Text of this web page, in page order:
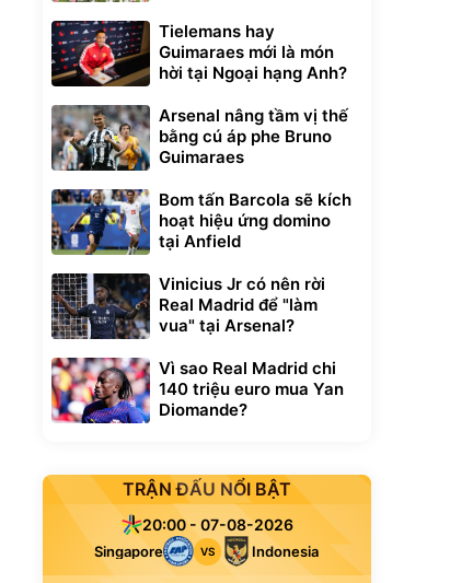
Tielemans hay
Guimaraes mới là món
hời tại Ngoại hạng Anh?
Arsenal nâng tầm vị thế
bằng cú áp phe Bruno
Guimaraes
Bom tấn Barcola sẽ kích
hoạt hiệu ứng domino
tại Anfield
Vinicius Jr có nên rời
Real Madrid để "làm
vua" tại Arsenal?
Vì sao Real Madrid chi
140 triệu euro mua Yan
Diomande?
TRẬN ĐẤU NỔI BẬT
20:00 - 07-08-2026
Singapore VS Indonesia